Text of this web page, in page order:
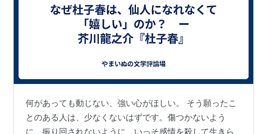
何があっても動じない、強い心がほしい。 そう願ったこ
とのある人は、少なくないはずです。傷つかないよう
に、振り回されないように、いっそ感情を殺して生きら